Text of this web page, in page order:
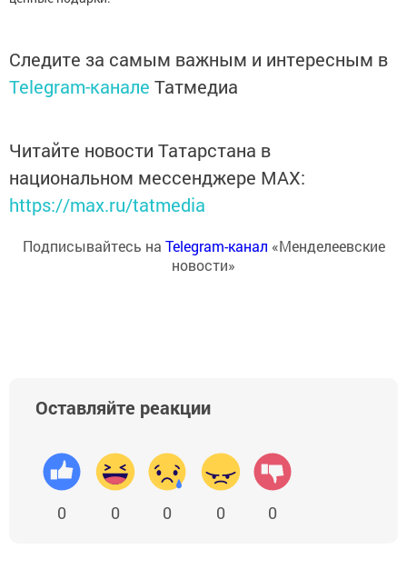
Следите за самым важным и интересным в
Telegram-канале Татмедиа
Читайте новости Татарстана в
национальном мессенджере MАХ:
https://max.ru/tatmedia
Подписывайтесь на Telegram-канал «Менделеевские
новости»
Оставляйте реакции
0 0 0 0 0